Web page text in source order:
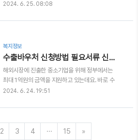
해당됩니다. 정확히 본인이 대상자인지 헷갈리는
요!디지털바우처 대상 조회👆 이번 디지털바우처는
는데요. 어떤 회사가 지원받을 수 있는 지 얼마를
바쁘신 분들은 수출바우처 신청페이지를 통해 신
차 수출바우처 란?수출바우처는 해외시장에 진출
을 원하는 중소기업에 대해 맞춤형 수출서비스를
제공하는 사업으로 최소 3천만원 ~ 1억원의 지원
금을 국가에서 주고 있습니다. 수출바우처 개요
2024년 중소기업 수출바우처 2차 모집공고를 기
준으로 내용 알려드릴게요. - 모집규모 : 300개
17시- 사업기간 : 2024.7.1. ~ 2025.3.31(9개
2024. 6. 25. 08:08
복지정보
수출바우처 신청방법 필요서류 신청자격 지원내용 수행기관 알아보기!
해외시장에 진출한 중소기업을 위해 정부에서는
최대 1억원의 금액을 지원하고 있는데요. 바로 수
출바우처 입니다. 어떤 기업을 지원하며 어떤 종류
알아볼게요. (잠깐✋) 어떤 기업이 지원받을 수 있
확인하세요!수출바우처 신청자격 확인👆 자동목
차 수출바우처 신청방법수출바우처는 온라인에서
2024. 6. 24. 19:51
2 3 4 ··· 15 »